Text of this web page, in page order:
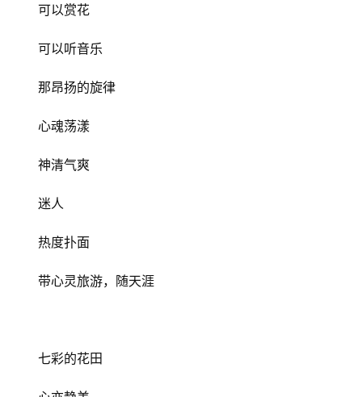
可以赏花
可以听音乐
那昂扬的旋律
心魂荡漾
神清气爽
迷人
热度扑面
带心灵旅游，随天涯
七彩的花田